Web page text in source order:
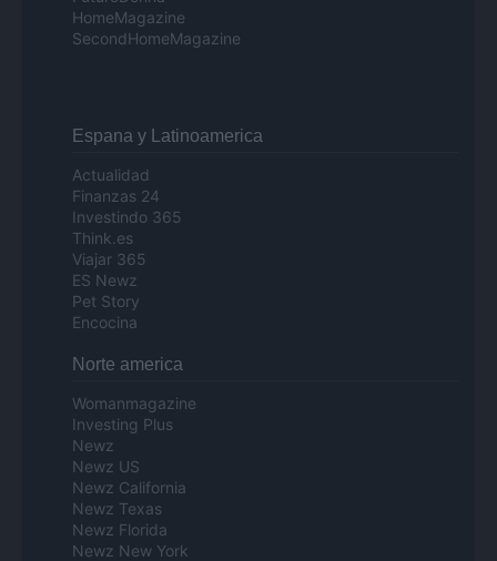
HomeMagazine
SecondHomeMagazine
Espana y Latinoamerica
Actualidad
Finanzas 24
Investindo 365
Think.es
Viajar 365
ES Newz
Pet Story
Encocina
Norte america
Womanmagazine
Investing Plus
Newz
Newz US
Newz California
Newz Texas
Newz Florida
Newz New York